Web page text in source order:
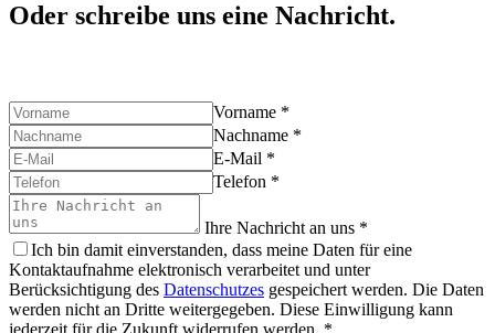
Oder schreibe uns eine Nachricht.
Vorname *
Nachname *
E-Mail *
Telefon *
Ihre Nachricht an uns *
Ich bin damit einverstanden, dass meine Daten für eine
Kontaktaufnahme elektronisch verarbeitet und unter
Berücksichtigung des Datenschutzes gespeichert werden. Die Daten
werden nicht an Dritte weitergegeben. Diese Einwilligung kann